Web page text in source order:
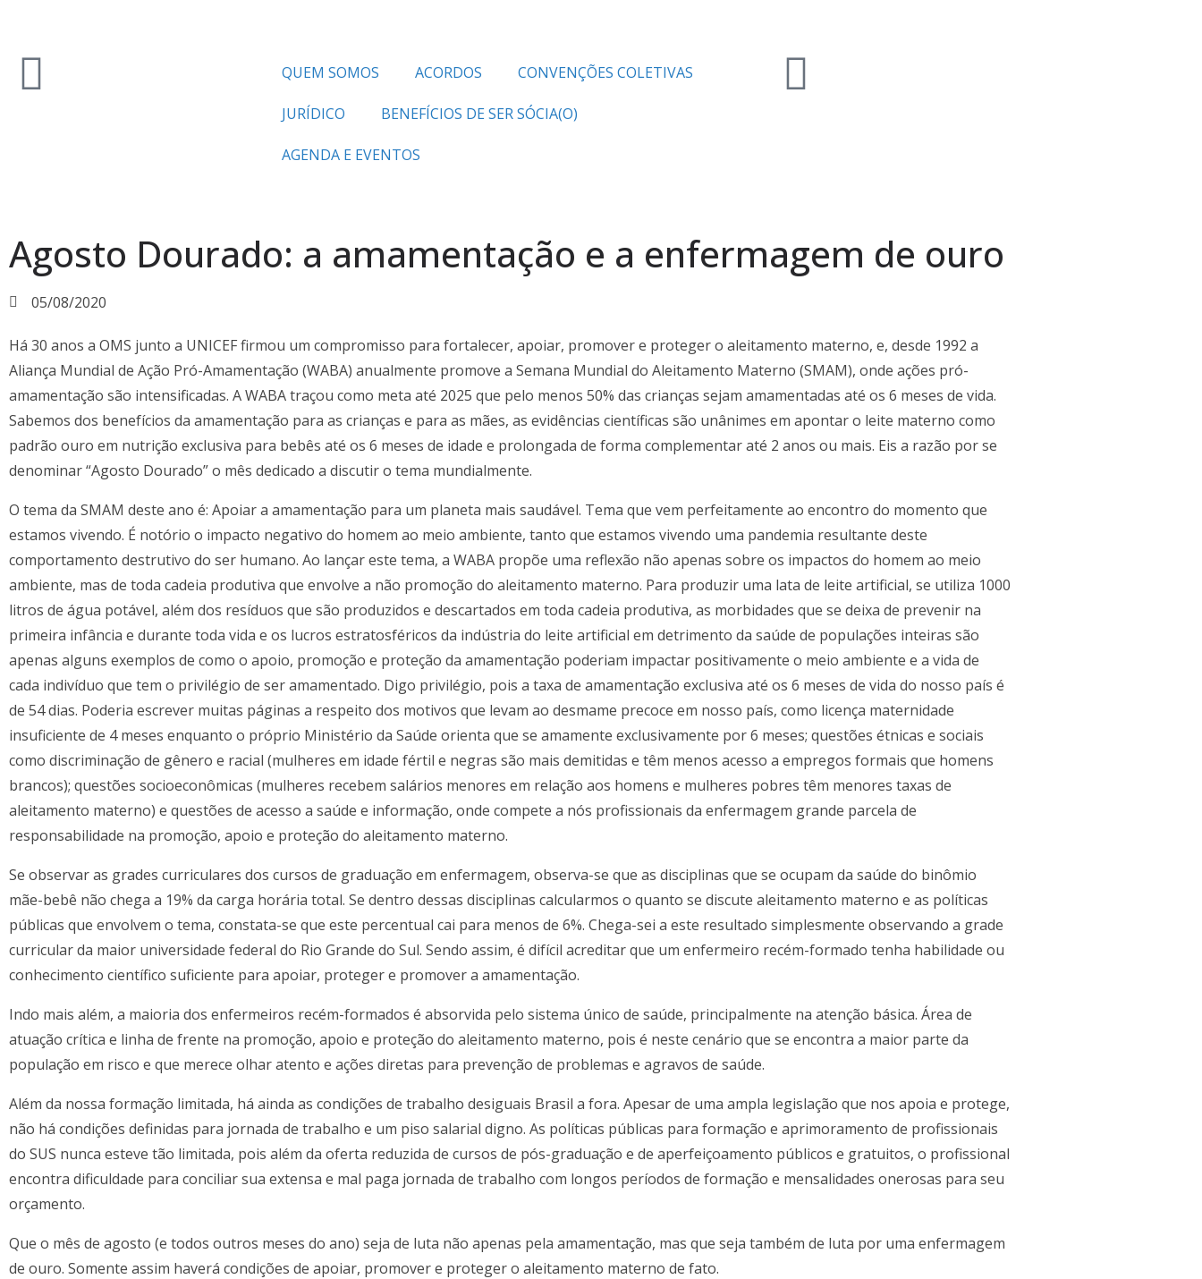
QUEM SOMOS ACORDOS CONVENÇÕES COLETIVAS
JURÍDICO BENEFÍCIOS DE SER SÓCIA(O)
AGENDA E EVENTOS
Agosto Dourado: a amamentação e a enfermagem de ouro
05/08/2020
Há 30 anos a OMS junto a UNICEF firmou um compromisso para fortalecer, apoiar, promover e proteger o aleitamento materno, e, desde 1992 a
Aliança Mundial de Ação Pró-Amamentação (WABA) anualmente promove a Semana Mundial do Aleitamento Materno (SMAM), onde ações pró-
amamentação são intensificadas. A WABA traçou como meta até 2025 que pelo menos 50% das crianças sejam amamentadas até os 6 meses de vida.
Sabemos dos benefícios da amamentação para as crianças e para as mães, as evidências científicas são unânimes em apontar o leite materno como
padrão ouro em nutrição exclusiva para bebês até os 6 meses de idade e prolongada de forma complementar até 2 anos ou mais. Eis a razão por se
denominar “Agosto Dourado” o mês dedicado a discutir o tema mundialmente.
O tema da SMAM deste ano é: Apoiar a amamentação para um planeta mais saudável. Tema que vem perfeitamente ao encontro do momento que
estamos vivendo. É notório o impacto negativo do homem ao meio ambiente, tanto que estamos vivendo uma pandemia resultante deste
comportamento destrutivo do ser humano. Ao lançar este tema, a WABA propõe uma reflexão não apenas sobre os impactos do homem ao meio
ambiente, mas de toda cadeia produtiva que envolve a não promoção do aleitamento materno. Para produzir uma lata de leite artificial, se utiliza 1000
litros de água potável, além dos resíduos que são produzidos e descartados em toda cadeia produtiva, as morbidades que se deixa de prevenir na
primeira infância e durante toda vida e os lucros estratosféricos da indústria do leite artificial em detrimento da saúde de populações inteiras são
apenas alguns exemplos de como o apoio, promoção e proteção da amamentação poderiam impactar positivamente o meio ambiente e a vida de
cada indivíduo que tem o privilégio de ser amamentado. Digo privilégio, pois a taxa de amamentação exclusiva até os 6 meses de vida do nosso país é
de 54 dias. Poderia escrever muitas páginas a respeito dos motivos que levam ao desmame precoce em nosso país, como licença maternidade
insuficiente de 4 meses enquanto o próprio Ministério da Saúde orienta que se amamente exclusivamente por 6 meses; questões étnicas e sociais
como discriminação de gênero e racial (mulheres em idade fértil e negras são mais demitidas e têm menos acesso a empregos formais que homens
brancos); questões socioeconômicas (mulheres recebem salários menores em relação aos homens e mulheres pobres têm menores taxas de
aleitamento materno) e questões de acesso a saúde e informação, onde compete a nós profissionais da enfermagem grande parcela de
responsabilidade na promoção, apoio e proteção do aleitamento materno.
Se observar as grades curriculares dos cursos de graduação em enfermagem, observa-se que as disciplinas que se ocupam da saúde do binômio
mãe-bebê não chega a 19% da carga horária total. Se dentro dessas disciplinas calcularmos o quanto se discute aleitamento materno e as políticas
públicas que envolvem o tema, constata-se que este percentual cai para menos de 6%. Chega-sei a este resultado simplesmente observando a grade
curricular da maior universidade federal do Rio Grande do Sul. Sendo assim, é difícil acreditar que um enfermeiro recém-formado tenha habilidade ou
conhecimento científico suficiente para apoiar, proteger e promover a amamentação.
Indo mais além, a maioria dos enfermeiros recém-formados é absorvida pelo sistema único de saúde, principalmente na atenção básica. Área de
atuação crítica e linha de frente na promoção, apoio e proteção do aleitamento materno, pois é neste cenário que se encontra a maior parte da
população em risco e que merece olhar atento e ações diretas para prevenção de problemas e agravos de saúde.
Além da nossa formação limitada, há ainda as condições de trabalho desiguais Brasil a fora. Apesar de uma ampla legislação que nos apoia e protege,
não há condições definidas para jornada de trabalho e um piso salarial digno. As políticas públicas para formação e aprimoramento de profissionais
do SUS nunca esteve tão limitada, pois além da oferta reduzida de cursos de pós-graduação e de aperfeiçoamento públicos e gratuitos, o profissional
encontra dificuldade para conciliar sua extensa e mal paga jornada de trabalho com longos períodos de formação e mensalidades onerosas para seu
orçamento.
Que o mês de agosto (e todos outros meses do ano) seja de luta não apenas pela amamentação, mas que seja também de luta por uma enfermagem
de ouro. Somente assim haverá condições de apoiar, promover e proteger o aleitamento materno de fato.